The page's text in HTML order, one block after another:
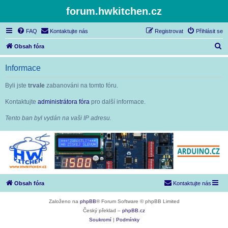
forum.hwkitchen.cz
FAQ Kontaktujte nás Přihlásit se
Registrovat
Obsah fóra
l
Informace
Byli jste trvale zabanováni na tomto fóru.
Kontaktujte administrátora fóra pro další informace.
Tento ban byl vydán na vaši IP adresu.
Obsah fóra Kontaktujte nás
Založeno na phpBB® Forum Software © phpBB Limited
Český překlad – phpBB.cz
Soukromí
Podmínky